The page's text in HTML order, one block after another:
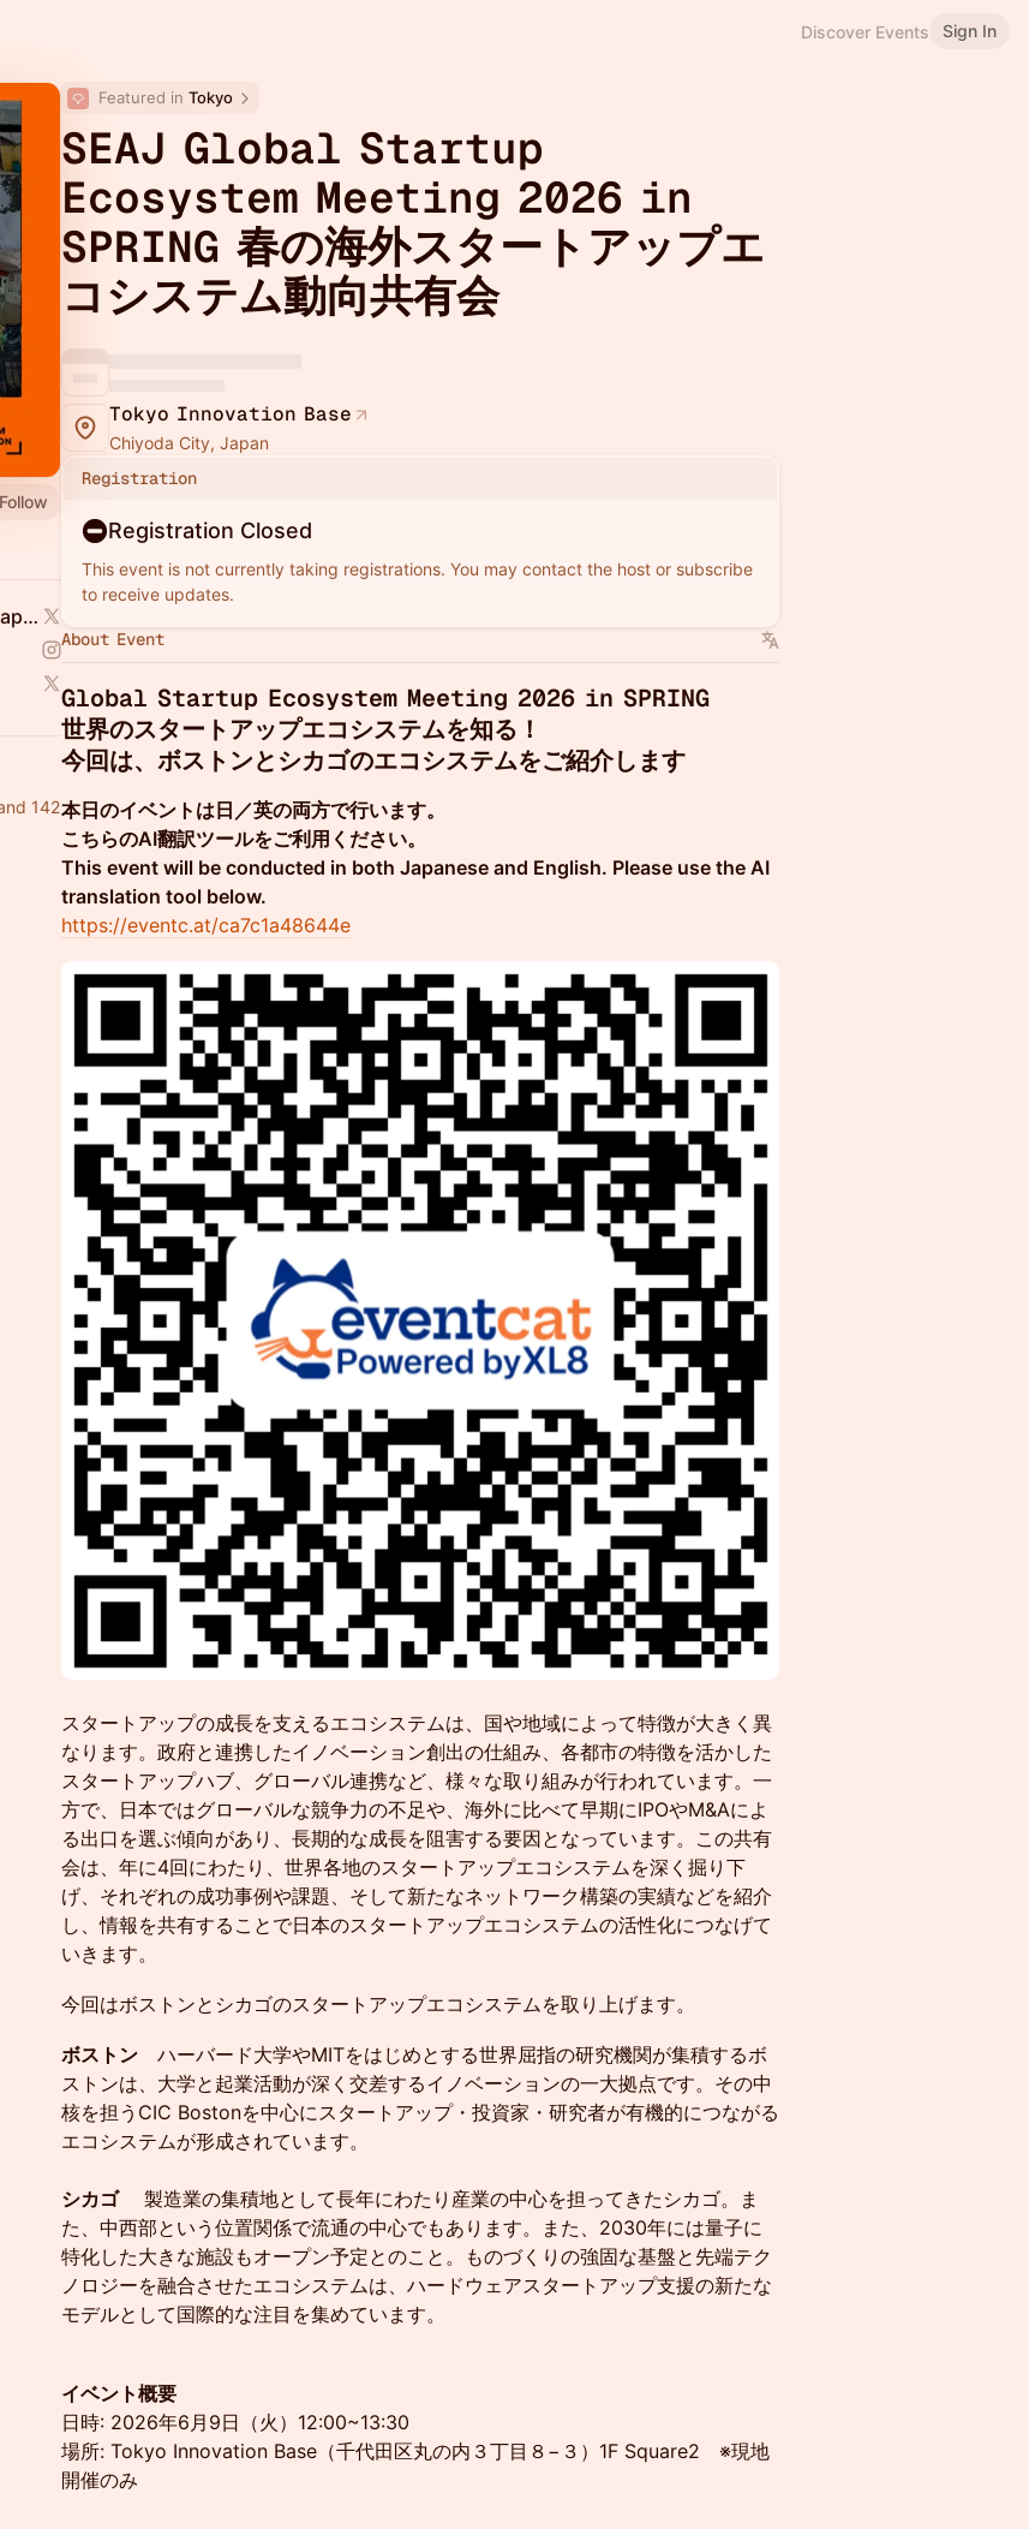
Discover Events Sign In
Follow
Startup Ecosystem Association Japan
142
Featured in Tokyo
SEAJ Global Startup
Ecosystem Meeting 2026 in
SPRING 春の海外スタートアップエ
コシステム動向共有会
Tokyo Innovation Base
Chiyoda City, Japan
Registration
Registration Closed
This event is not currently taking registrations. You may contact the host or subscribe
to receive updates.
About Event
Global Startup Ecosystem Meeting 2026 in SPRING
世界のスタートアップエコシステムを知る！
今回は、ボストンとシカゴのエコシステムをご紹介します
本日のイベントは日／英の両方で行います。
こちらのAI翻訳ツールをご利用ください。
This event will be conducted in both Japanese and English. Please use the AI
translation tool below.
https://eventc.at/ca7c1a48644e
スタートアップの成長を支えるエコシステムは、国や地域によって特徴が大きく異
なります。政府と連携したイノベーション創出の仕組み、各都市の特徴を活かした
スタートアップハブ、グローバル連携など、様々な取り組みが行われています。一
方で、日本ではグローバルな競争力の不足や、海外に比べて早期にIPOやM&Aによ
る出口を選ぶ傾向があり、長期的な成長を阻害する要因となっています。この共有
会は、年に4回にわたり、世界各地のスタートアップエコシステムを深く掘り下
げ、それぞれの成功事例や課題、そして新たなネットワーク構築の実績などを紹介
し、情報を共有することで日本のスタートアップエコシステムの活性化につなげて
いきます。
今回はボストンとシカゴのスタートアップエコシステムを取り上げます。
ボストン ハーバード大学やMITをはじめとする世界屈指の研究機関が集積するボ
ストンは、大学と起業活動が深く交差するイノベーションの一大拠点です。その中
核を担うCIC Bostonを中心にスタートアップ・投資家・研究者が有機的につながる
エコシステムが形成されています。
シカゴ製造業の集積地として長年にわたり産業の中心を担ってきたシカゴ。ま
た、中西部という位置関係で流通の中心でもあります。また、2030年には量子に
特化した大きな施設もオープン予定とのこと。ものづくりの強固な基盤と先端テク
ノロジーを融合させたエコシステムは、ハードウェアスタートアップ支援の新たな
モデルとして国際的な注目を集めています。
イベント概要
日時: 2026年6月9日（火）12:00~13:30
場所: Tokyo Innovation Base（千代田区丸の内３丁目８−３）1F Square2 ※現地
開催のみ